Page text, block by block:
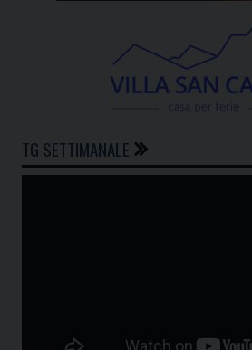
TG SETTIMANALE